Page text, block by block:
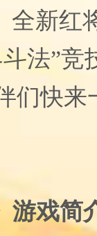
全新红
法”竞
们快来
游戏简